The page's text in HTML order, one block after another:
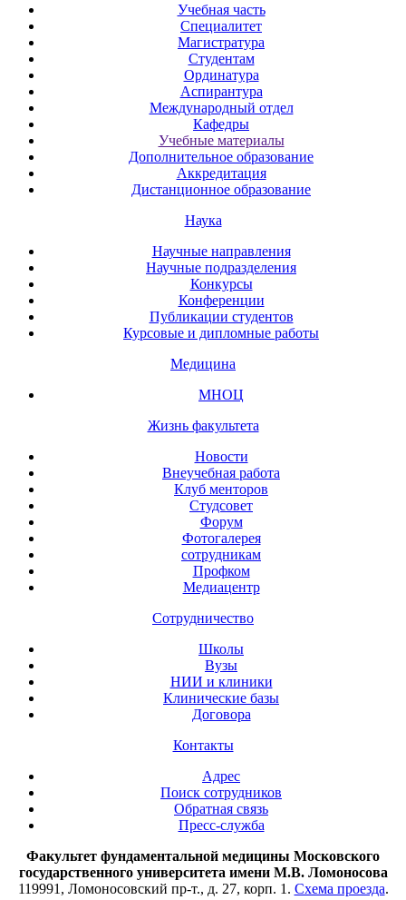
Учебная часть
Специалитет
Магистратура
Студентам
Ординатура
Аспирантура
Международный отдел
Кафедры
Учебные материалы
Дополнительное образование
Аккредитация
Дистанционное образование
Наука
Научные направления
Научные подразделения
Конкурсы
Конференции
Публикации студентов
Курсовые и дипломные работы
Медицина
МНОЦ
Жизнь факультета
Новости
Внеучебная работа
Клуб менторов
Студсовет
Форум
Фотогалерея
сотрудникам
Профком
Медиацентр
Сотрудничество
Школы
Вузы
НИИ и клиники
Клинические базы
Договора
Контакты
Адрес
Поиск сотрудников
Обратная связь
Пресс-служба
Факультет фундаментальной медицины Московского
государственного университета имени М.В. Ломоносова
119991, Ломоносовский пр-т., д. 27, корп. 1. Схема проезда.